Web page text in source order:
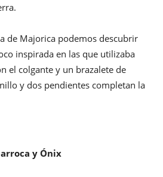
de Majorica podemos descubrir
inspirada en las que utilizaba
el colgante y un brazalete de
y dos pendientes completan la
y Ónix